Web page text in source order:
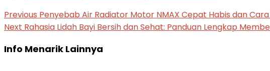
Previous Penyebab Air Radiator Motor NMAX Cepat Habis dan
Next Rahasia Lidah Bayi Bersih dan Sehat: Panduan Lengkap
Info Menarik Lainnya